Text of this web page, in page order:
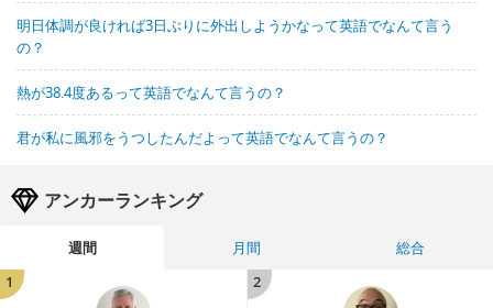
明日体調が良ければ3日ぶりに外出しようかなって英語でなんて言う
の？
熱が38.4度あるって英語でなんて言うの？
君が私に風邪をうつしたんだよって英語でなんて言うの？
アンカーランキング
週間 月間
総合
1
2